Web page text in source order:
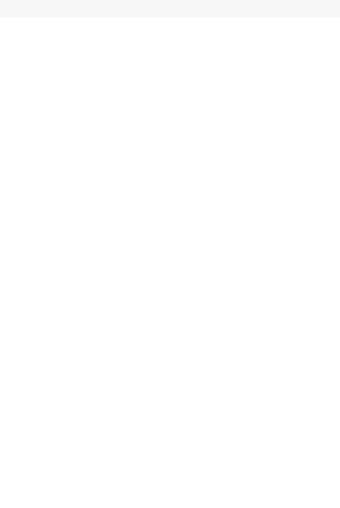
о ваших растениях!